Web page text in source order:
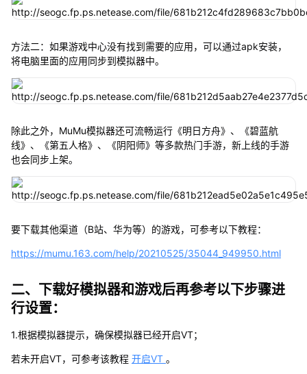
方法二：如果游戏中心没有找到需要的应用，可以通过apk安装，
将电脑里面的应用同步到模拟器中。
除此之外，MuMu模拟器还可流畅运行《明日方舟》、《碧蓝航
线》、《第五人格》、《阴阳师》等多款热门手游，新上线的手游
也会同步上架。
要下载其他渠道（B站、华为等）的游戏，可参考以下教程：
https://mumu.163.com/help/20210525/35044_949950.html
二、下载好模拟器和游戏后再参考以下步骤进
行设置：
1.根据模拟器提示，确保模拟器已经开启VT；
若未开启VT，可参考该教程 开启VT 。